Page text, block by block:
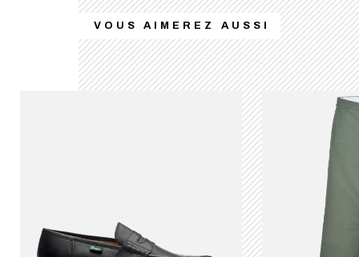
VOUS AIMEREZ AUSSI